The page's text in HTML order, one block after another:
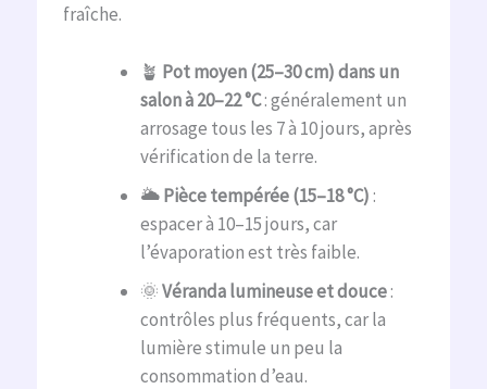
fraîche.
🪴 Pot moyen (25–30 cm) dans un
salon à 20–22 °C: généralement un
arrosage tous les 7 à 10 jours, après
vérification de la terre.
🌥️Pièce tempérée (15–18 °C):
espacer à 10–15 jours, car
l’évaporation est très faible.
🌞Véranda lumineuse et douce:
contrôles plus fréquents, car la
lumière stimule un peu la
consommation d’eau.